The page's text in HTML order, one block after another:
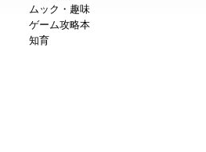
ムック・趣味
ゲーム攻略本
知育